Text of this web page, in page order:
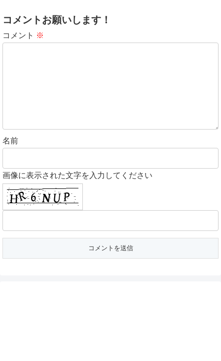
コメントお願いします！
コメント ※
名前
画像に表示された文字を入力してください